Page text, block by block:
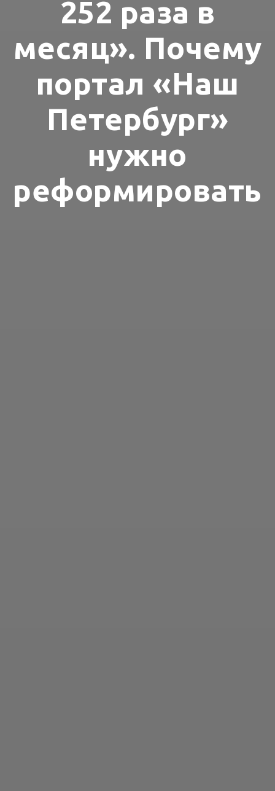
252 раза в
месяц». Почему
портал «Наш
Петербург»
нужно
реформировать